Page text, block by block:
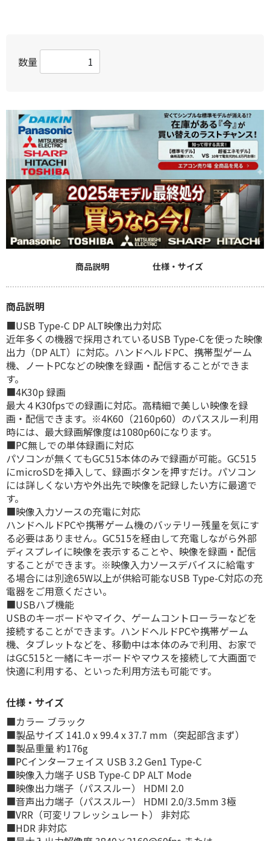
数量
商品説明 仕様・サイズ
商品説明
■USB Type-C DP ALT映像出力対応
近年多くの機器で採用されているUSB Type-Cを使った映像
出力（DP ALT）に対応。ハンドヘルドPC、携帯型ゲーム
機、ノートPCなどの映像を録画・配信することができま
す。
■4K30p 録画
最大４K30fpsでの録画に対応。高精細で美しい映像を録
画・配信できます。※4K60（2160p60）のパススルー利用
時には、最大録画解像度は1080p60になります。
■PC無しでの単体録画に対応
パソコンが無くてもGC515本体のみで録画が可能。GC515
にmicroSDを挿入して、録画ボタンを押すだけ。パソコン
には詳しくない方や外出先で映像を記録したい方に最適で
す。
■映像入力ソースの充電に対応
ハンドヘルドPCや携帯ゲーム機のバッテリー残量を気にす
る必要はありません。GC515を経由して充電しながら外部
ディスプレイに映像を表示することや、映像を録画・配信
することができます。※映像入力ソースデバイスに給電す
る場合には別途65W以上が供給可能なUSB Type-C対応の充
電器をご用意ください。
■USBハブ機能
USBのキーボードやマイク、ゲームコントローラーなどを
接続することができます。ハンドヘルドPCや携帯ゲーム
機、タブレットなどを、移動中は本体のみで利用、お家で
はGC515と一緒にキーボードやマウスを接続して大画面で
快適に利用する、といった利用方法も可能です。
仕様・サイズ
■カラー ブラック
■製品サイズ 141.0 x 99.4 x 37.7 mm（突起部含まず）
■製品重量 約176g
■PCインターフェイス USB 3.2 Gen1 Type-C
■映像入力端子 USB Type-C DP ALT Mode
■映像出力端子（パススルー） HDMI 2.0
■音声出力端子（パススルー） HDMI 2.0/3.5mm 3極
■VRR（可変リフレッシュレート） 非対応
■HDR 非対応